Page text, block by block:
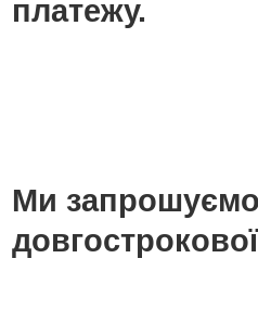
платежу.
Ми запрошуємо